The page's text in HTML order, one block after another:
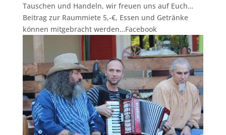
Tauschen und Handeln, wir freuen uns auf Euch…
Beitrag zur Raummiete 5,-€, Essen und Getränke
können mitgebracht werden…Facebook